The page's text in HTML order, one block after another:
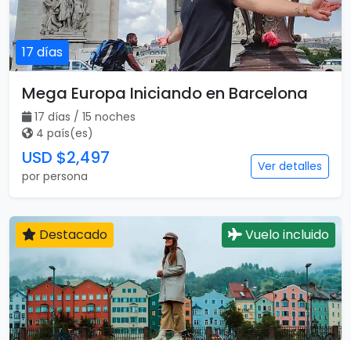
17 días
Mega Europa Iniciando en Barcelona
17 días / 15 noches
4 país(es)
USD $2,497
por persona
Ver detalles
Destacado Vuelo incluido